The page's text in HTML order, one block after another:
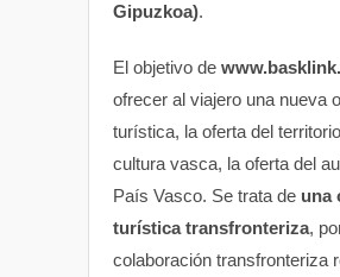
Gipuzkoa).
El objetivo de
ofrecer al viajero una nueva
turística, la oferta del
cultura vasca, la oferta del
País Vasco. Se trata de una
turística transfronteriza,
colaboración transfronteriza